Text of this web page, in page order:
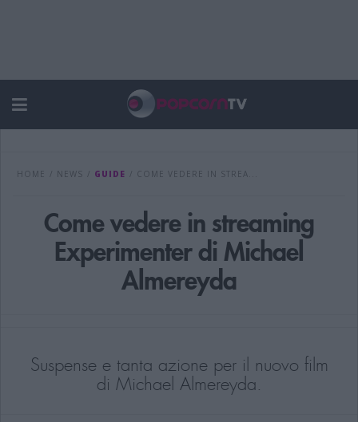
HOME NEWS GUIDE COME VEDERE IN STREA...
Come vedere in streaming
Experimenter di Michael
Almereyda
Suspense e tanta azione per il nuovo film
di Michael Almereyda.